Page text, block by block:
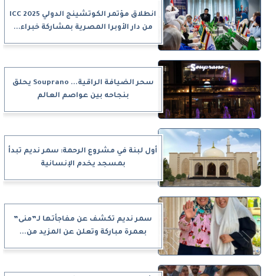
انطلاق مؤتمر الكوتشينج الدولي ICC 2025
من دار الأوبرا المصرية بمشاركة خبراء...
سحر الضيافة الراقية... Souprano يحلق
بنجاحه بين عواصم العالم
أول لبنة في مشروع الرحمة: سمر نديم تبدأ
بمسجد يخدم الإنسانية
سمر نديم تكشف عن مفاجأتها لـ”منى”
بعمرة مباركة وتعلن عن المزيد من...